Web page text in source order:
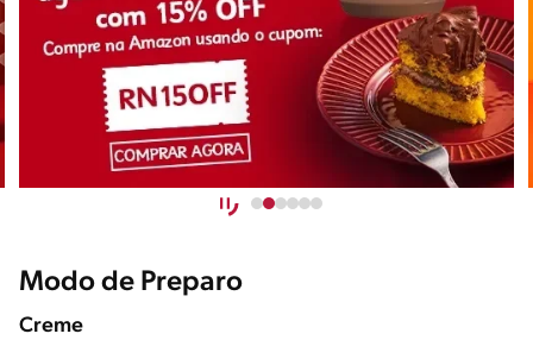
Modo de Preparo
Creme